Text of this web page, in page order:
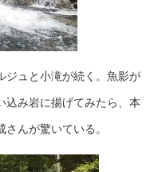
ジュと小滝が続く。魚影が
込み岩に揚げてみたら、本
んが驚いている。